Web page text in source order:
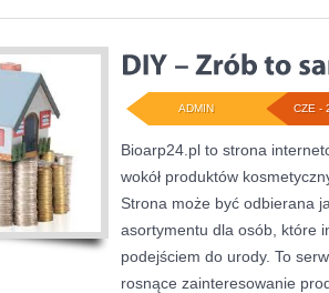
CZE -
ADMIN
Bioarp24.pl to strona
wokół produktów
Strona może być odbierana
asortymentu dla osób, które
podejściem do urody. To
rosnące zainteresowanie